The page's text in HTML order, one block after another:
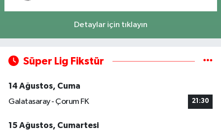
Detaylar için tıklayın
Süper Lig Fikstür
14 Ağustos, Cuma
Galatasaray - Çorum FK
21:30
15 Ağustos, Cumartesi